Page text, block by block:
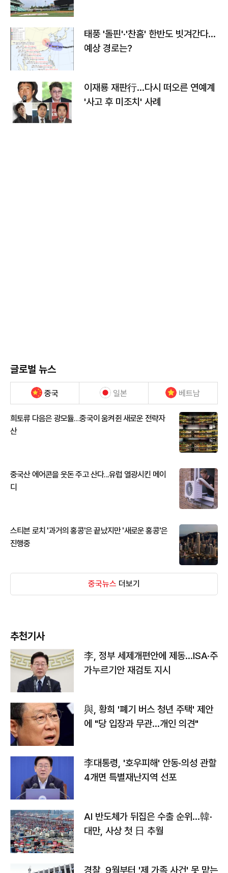
태풍 '돌핀'·'찬홈' 한반도 빗겨간다…
예상 경로는?
이재룡 재판行…다시 떠오른 연예계
'사고 후 미조치' 사례
글로벌 뉴스
중국 일본 베트남
희토류 다음은 광모듈…중국이 움켜쥔 새로운 전략자
산
중국산 에어콘을 웃돈 주고 산다...유럽 열광시킨 메이
디
스티븐 로치 '과거의 홍콩'은 끝났지만 '새로운 홍콩'은
진행중
중국뉴스 더보기
추천기사
李, 정부 세제개편안에 제동…ISA·주
가누르기안 재검토 지시
與, 황희 '폐기 버스 청년 주택' 제안
에 "당 입장과 무관…개인 의견"
李대통령, '호우피해' 안동·의성 관할
4개면 특별재난지역 선포
AI 반도체가 뒤집은 수출 순위…韓·
대만, 사상 첫 日 추월
경찰, 9월부터 '제 가족 사건' 못 맡는